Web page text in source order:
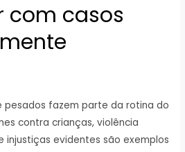
com casos
pesados fazem parte da rotina do
contra crianças, violência
injustiças evidentes são exemplos